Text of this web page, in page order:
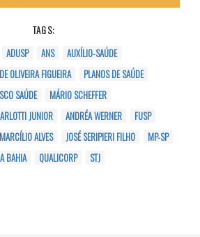
TAGS:
ADUSP ANS
AUXÍLIO-SAÚDE
OLIVEIRA FIGUEIRA
PLANOS DE SAÚDE
SAÚDE
MÁRIO SCHEFFER
JUNIOR
ANDRÉA WERNER
FUSP
MARCÍLIO ALVES JOSÉ SERIPIERI FILHO
MP-SP
BAHIA
QUALICORP STJ